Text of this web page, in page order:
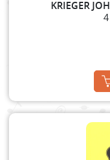
KRIEGER